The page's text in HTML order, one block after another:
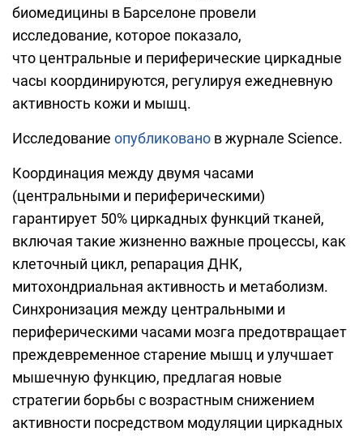
биомедицины в Барселоне провели
исследование, которое показало,
что центральные и периферические циркадные
часы координируются, регулируя ежедневную
активность кожи и мышц.
Исследование опубликовано в журнале Science.
Координация между двумя часами
(центральными и периферическими)
гарантирует 50% циркадных функций тканей,
включая такие жизненно важные процессы, как
клеточный цикл, репарация ДНК,
митохондриальная активность и метаболизм.
Синхронизация между центральными и
периферическими часами мозга предотвращает
преждевременное старение мышц и улучшает
мышечную функцию, предлагая новые
стратегии борьбы с возрастным снижением
активности посредством модуляции циркадных